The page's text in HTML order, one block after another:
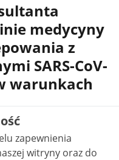
medycyny
z
SARS-CoV-
warunkach
zapewnienia
witryny oraz do